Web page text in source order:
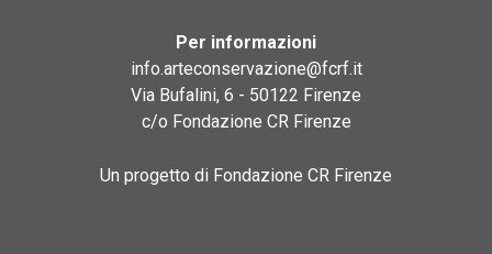
Per informazioni
info.arteconservazione@fcrf.it
Via Bufalini, 6 - 50122 Firenze
c/o Fondazione CR Firenze
Un progetto di Fondazione CR Firenze